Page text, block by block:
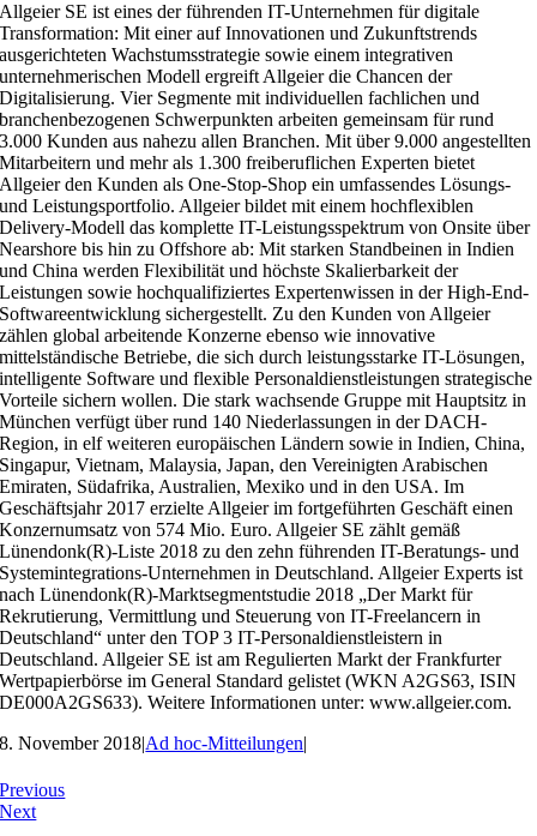
Allgeier SE ist eines der führenden IT-Unternehmen für digitale
Transformation: Mit einer auf Innovationen und Zukunftstrends
ausgerichteten Wachstumsstrategie sowie einem integrativen
unternehmerischen Modell ergreift Allgeier die Chancen der
Digitalisierung. Vier Segmente mit individuellen fachlichen und
branchenbezogenen Schwerpunkten arbeiten gemeinsam für rund
3.000 Kunden aus nahezu allen Branchen. Mit über 9.000 angestellten
Mitarbeitern und mehr als 1.300 freiberuflichen Experten bietet
Allgeier den Kunden als One-Stop-Shop ein umfassendes Lösungs-
und Leistungsportfolio. Allgeier bildet mit einem hochflexiblen
Delivery-Modell das komplette IT-Leistungsspektrum von Onsite über
Nearshore bis hin zu Offshore ab: Mit starken Standbeinen in Indien
und China werden Flexibilität und höchste Skalierbarkeit der
Leistungen sowie hochqualifiziertes Expertenwissen in der High-End-
Softwareentwicklung sichergestellt. Zu den Kunden von Allgeier
zählen global arbeitende Konzerne ebenso wie innovative
mittelständische Betriebe, die sich durch leistungsstarke IT-Lösungen,
intelligente Software und flexible Personaldienstleistungen strategische
Vorteile sichern wollen. Die stark wachsende Gruppe mit Hauptsitz in
München verfügt über rund 140 Niederlassungen in der DACH-
Region, in elf weiteren europäischen Ländern sowie in Indien, China,
Singapur, Vietnam, Malaysia, Japan, den Vereinigten Arabischen
Emiraten, Südafrika, Australien, Mexiko und in den USA. Im
Geschäftsjahr 2017 erzielte Allgeier im fortgeführten Geschäft einen
Konzernumsatz von 574 Mio. Euro. Allgeier SE zählt gemäß
Lünendonk(R)-Liste 2018 zu den zehn führenden IT-Beratungs- und
Systemintegrations-Unternehmen in Deutschland. Allgeier Experts ist
nach Lünendonk(R)-Marktsegmentstudie 2018 „Der Markt für
Rekrutierung, Vermittlung und Steuerung von IT-Freelancern in
Deutschland“ unter den TOP 3 IT-Personaldienstleistern in
Deutschland. Allgeier SE ist am Regulierten Markt der Frankfurter
Wertpapierbörse im General Standard gelistet (WKN A2GS63, ISIN
DE000A2GS633). Weitere Informationen unter: www.allgeier.com.
8. November 2018|Ad hoc-Mitteilungen|
Previous
Next